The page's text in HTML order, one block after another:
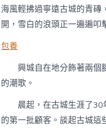
海風輕拂過寧遠古城的青
開，雪白的浪頭正一遍遍叩
包養
興城自在地分飾著兩個
的潮歌。
晨起，在古城生涯了
的第一批顧客。談起古城這